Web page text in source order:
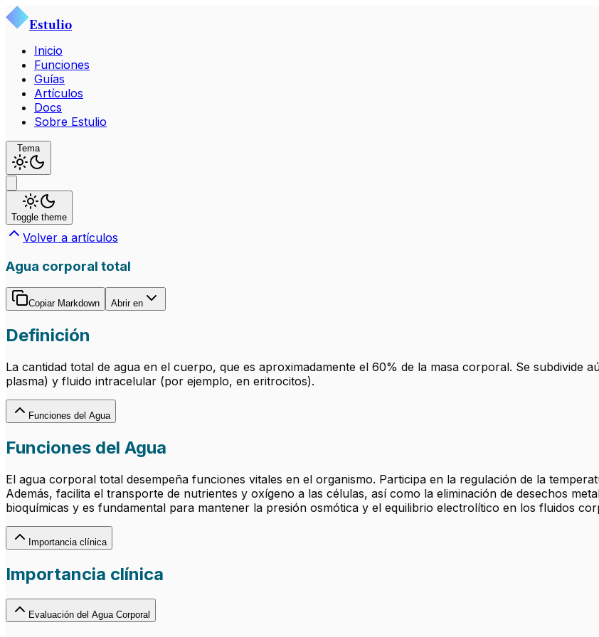
Estulio
Inicio
Funciones
Guías
Artículos
Docs
Sobre Estulio
Tema
Toggle theme
Volver a artículos
Agua corporal total
Copiar Markdown Abrir en
Definición
La cantidad total de agua en el cuerpo, que es aproximadamente el 60% de la masa corporal. Se subdivide
plasma) y fluido intracelular (por ejemplo, en eritrocitos).
Funciones del Agua
Funciones del Agua
El agua corporal total desempeña funciones vitales en el organismo. Participa en la regulación de la
Además, facilita el transporte de nutrientes y oxígeno a las células, así como la eliminación de desechos
bioquímicas y es fundamental para mantener la presión osmótica y el equilibrio electrolítico en los fluidos
Importancia clínica
Importancia clínica
Evaluación del Agua Corporal